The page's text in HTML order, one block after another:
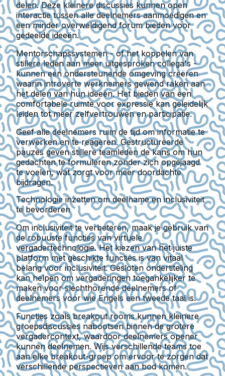
delen. Deze kleinere discussies kunnen open
interactie tussen alle deelnemers aanmoedigen en
een minder overweldigend forum bieden voor
gedeelde ideeën.
Mentorschapssystemen - of het koppelen van
stillere leden aan meer uitgesproken collega's -
kunnen een ondersteunende omgeving creëren
waarin introverte werknemers gewend raken aan
het delen van hun ideeën. Het bieden van een
comfortabele ruimte voor expressie kan geleidelijk
leiden tot meer zelfvertrouwen en participatie.
Geef alle deelnemers ruim de tijd om informatie te
verwerken en te reageren. Gestructureerde
pauzes geven stillere teamleden de kans om hun
gedachten te formuleren zonder zich opgejaagd
te voelen, wat zorgt voor meer doordachte
bijdragen.
Technologie inzetten om deelname en inclusiviteit
te bevorderen
Om inclusiviteit te verbeteren, maak je gebruik van
de robuuste functies van virtuele
vergadertechnologie. Het kiezen van het juiste
platform met geschikte functies is van vitaal
belang voor inclusiviteit. Gesloten ondertiteling
kan helpen om vergaderingen toegankelijker te
maken voor slechthorende deelnemers of
deelnemers voor wie Engels een tweede taal is.
Functies zoals breakout rooms kunnen kleinere
groepsdiscussies nabootsen binnen de grotere
vergadercontext, waardoor deelnemers opener
kunnen deelnemen. Wijs verschillende teams toe
aan elke breakout-groep om ervoor te zorgen dat
verschillende perspectieven aan bod komen.